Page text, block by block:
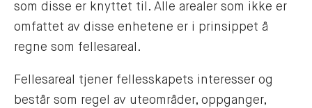
som disse er knyttet til. Alle arealer som ikke er
omfattet av disse enhetene er i prinsippet å
regne som fellesareal.
Fellesareal tjener fellesskapets interesser og
består som regel av uteområder, oppganger,